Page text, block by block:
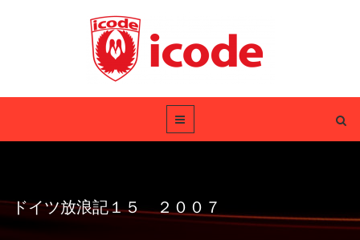
ドイツ放浪記１５ ２００７